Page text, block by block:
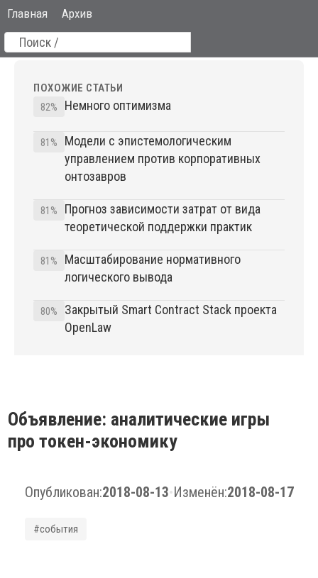
Главная Архив
ПОХОЖИЕ СТАТЬИ
82%
Немного оптимизма
81%
Модели с эпистемологическим
управлением против корпоративных
онтозавров
81%
Прогноз зависимости затрат от вида
теоретической поддержки практик
81%
Масштабирование нормативного
логического вывода
80%
Закрытый Smart Contract Stack проекта
OpenLaw
Объявление: аналитические игры
про токен-экономику
Опубликован:2018-08-13•Изменён:2018-08-17
#события